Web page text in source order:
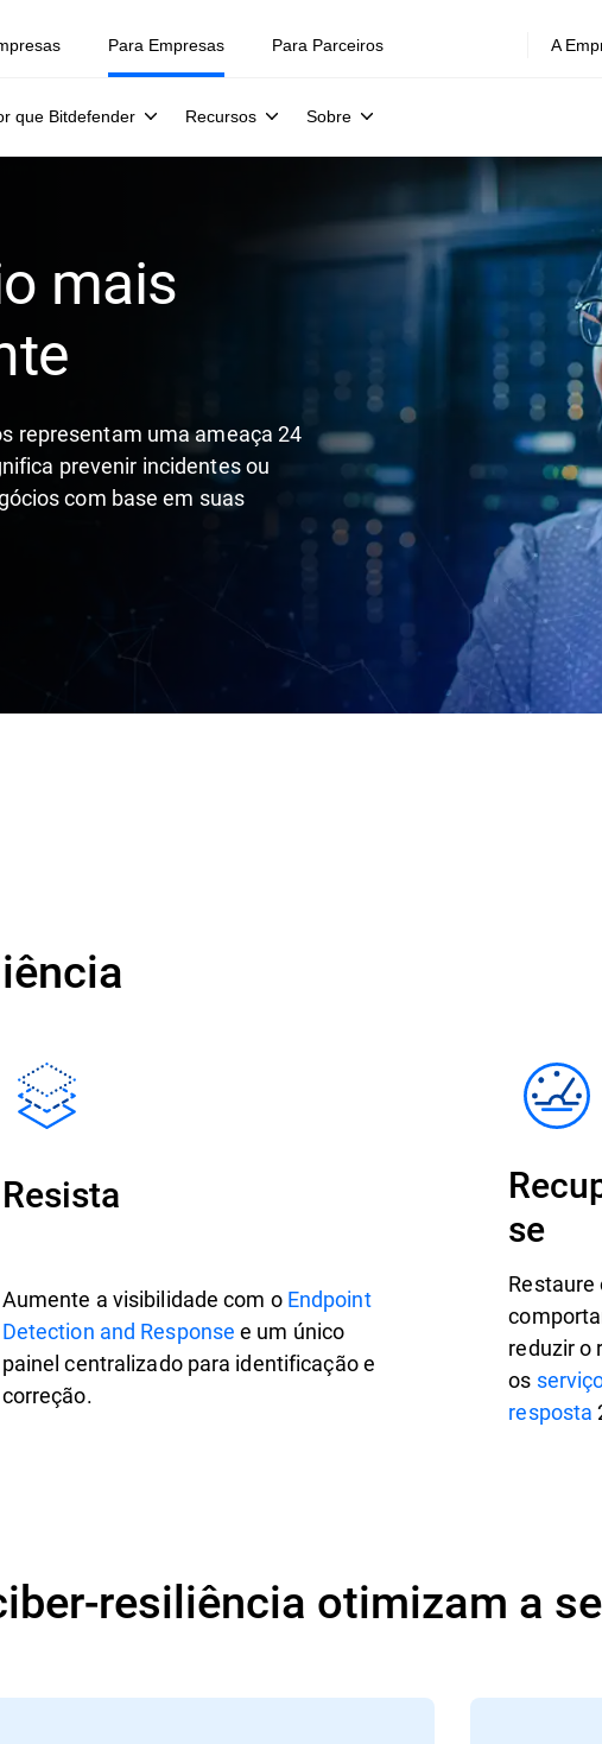
Para Empresas
que Bitdefender Recursos Sobre
Para Parceiros A
mais
representam uma ameaça 24
prevenir incidentes ou
com base em suas
Resista
Aumente a visibilidade com o Endpoint
Detection and Response e um único
painel centralizado para identificação e
correção.
se
reduzir o
os
resposta
resiliência otimizam a